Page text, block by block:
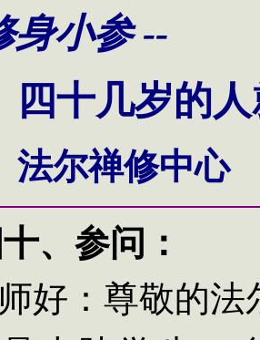
身小参 --
四十几岁的
法尔禅修中心
、 参问：
好： 尊敬的法